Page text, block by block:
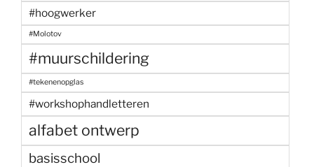
#hoogwerker
#Molotov
#muurschildering
#tekenenopglas
#workshophandletteren
alfabet ontwerp
basisschool